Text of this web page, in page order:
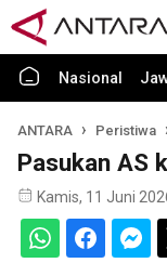
Nasional
ANTARA Peristiwa
Pasukan AS
Kamis, 11 Juni